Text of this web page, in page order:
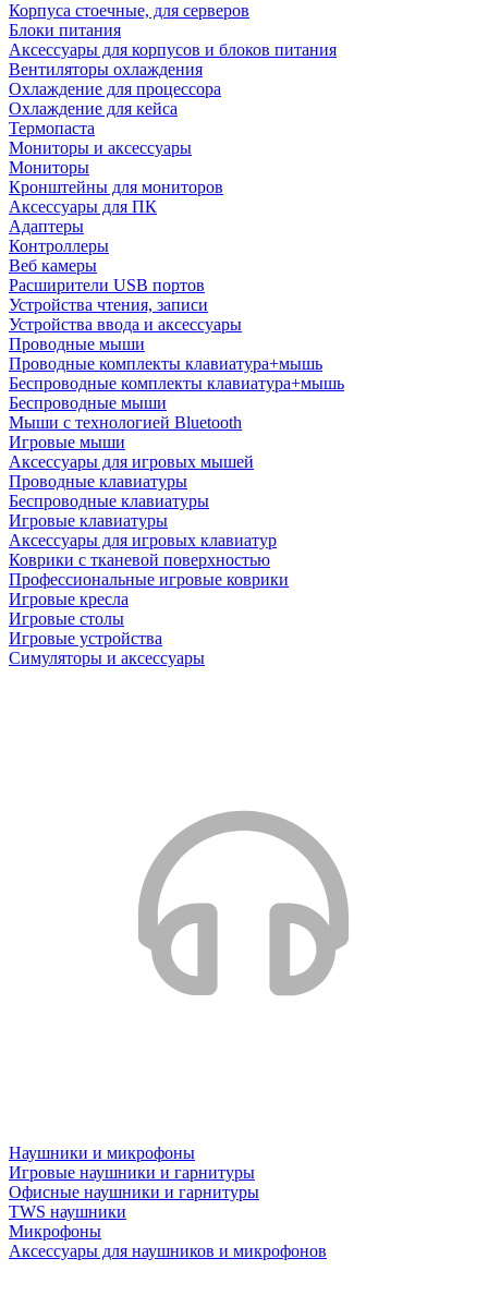
Корпуса стоечные, для серверов
Блоки питания
Аксессуары для корпусов и блоков питания
Вентиляторы охлаждения
Охлаждение для процессора
Охлаждение для кейса
Термопаста
Мониторы и аксессуары
Мониторы
Кронштейны для мониторов
Аксессуары для ПК
Адаптеры
Контроллеры
Веб камеры
Расширители USB портов
Устройства чтения, записи
Устройства ввода и аксессуары
Проводные мыши
Проводные комплекты клавиатура+мышь
Беспроводные комплекты клавиатура+мышь
Беспроводные мыши
Мыши с технологией Bluetooth
Игровые мыши
Аксессуары для игровых мышей
Проводные клавиатуры
Беспроводные клавиатуры
Игровые клавиатуры
Аксессуары для игровых клавиатур
Коврики с тканевой поверхностью
Профессиональные игровые коврики
Игровые кресла
Игровые столы
Игровые устройства
Симуляторы и аксессуары
Наушники и микрофоны
Игровые наушники и гарнитуры
Офисные наушники и гарнитуры
TWS наушники
Микрофоны
Аксессуары для наушников и микрофонов